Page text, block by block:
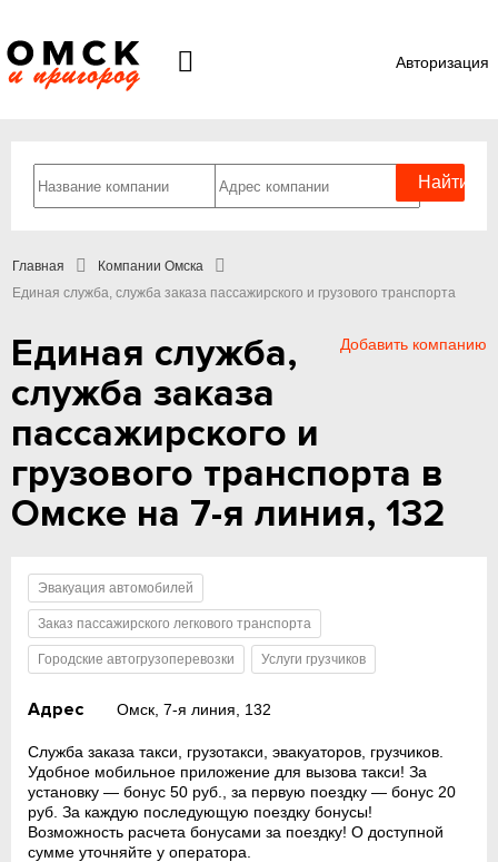
Авторизация
Главная
Компании Омска
Единая служба, служба заказа пассажирского и грузового транспорта
Добавить компанию
Единая служба,
служба заказа
пассажирского и
грузового транспорта в
Омске на 7-я линия, 132
Эвакуация автомобилей
Заказ пассажирского легкового транспорта
Городские автогрузоперевозки Услуги грузчиков
Адрес Омск, 7-я линия, 132
Служба заказа такси, грузотакси, эвакуаторов, грузчиков.
Удобное мобильное приложение для вызова такси! За
установку — бонус 50 руб., за первую поездку — бонус 20
руб. За каждую последующую поездку бонусы!
Возможность расчета бонусами за поездку! О доступной
сумме уточняйте у оператора.